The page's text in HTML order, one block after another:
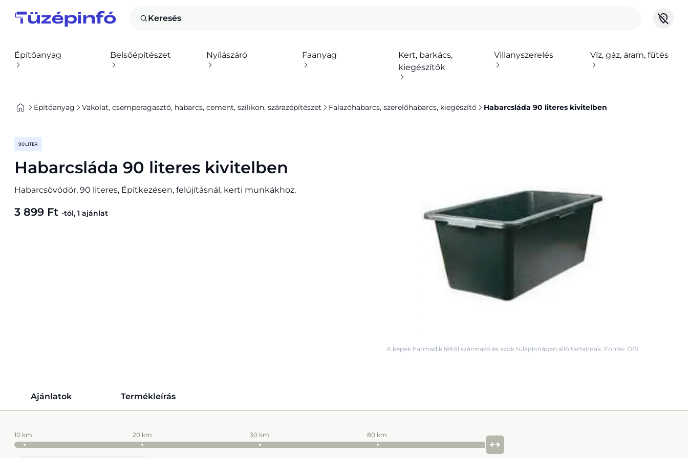
Keresés
Építőanyag Belsőépítészet Nyílászáró Faanyag
Kert, barkács,
kiegészítők
Villanyszerelés Víz, gáz, áram, fűtés
Építőanyag Vakolat, csemperagasztó, habarcs, cement, szilikon, szárazépítészet Falazóhabarcs, szerelőhabarcs, kiegészítő Habarcsláda 90 literes kivitelben
90 LITER
Habarcsláda 90 literes kivitelben
Habarcsövödör, 90 literes, Építkezésen, felújításnál, kerti munkákhoz.
3 899 Ft -tól, 1 ajánlat
A képek harmadik féltől származó és azok tulajdonában álló tartalmak. Forrás: OBI
Ajánlatok Termékleírás
10 km 20 km 30 km 80 km